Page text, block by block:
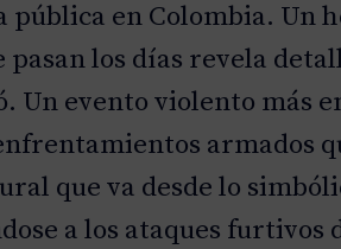
en Colombia. Un
los días revela
Un evento violento más
armados
que va desde lo
a los ataques furtivos